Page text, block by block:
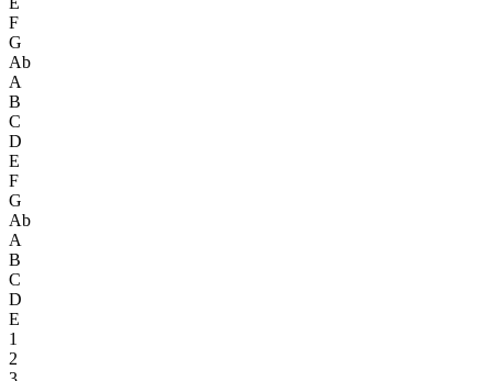
F
G
Ab
A
B
C
D
E
F
G
Ab
A
B
C
D
E
1
2